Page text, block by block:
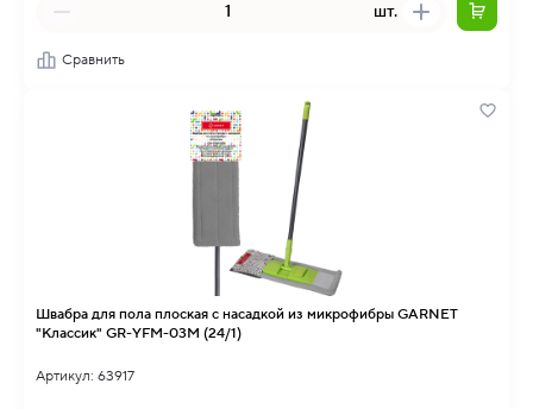
шт.
Сравнить
Швабра для пола плоская с насадкой из микрофибры GARNET
"Классик" GR-YFM-03M (24/1)
Артикул: 63917